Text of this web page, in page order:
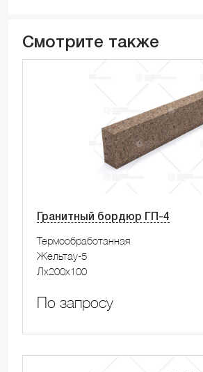
Смотрите также
Гранитный бордюр ГП-4
Термообработанная
Жельтау-5
Лx200x100
По запросу